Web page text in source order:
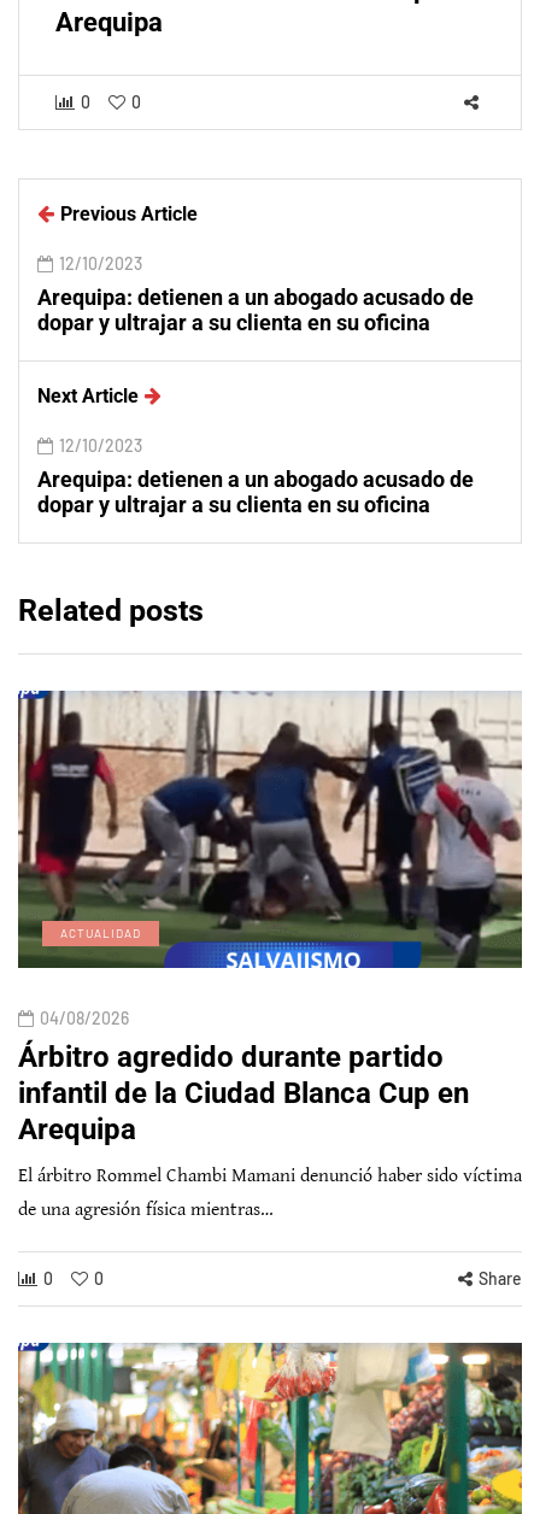
Arequipa
0 0
Previous Article
12/10/2023
Arequipa: detienen a un abogado acusado de
dopar y ultrajar a su clienta en su oficina
Next Article
12/10/2023
Arequipa: detienen a un abogado acusado de
dopar y ultrajar a su clienta en su oficina
Related posts
ACTUALIDAD
04/08/2026
Árbitro agredido durante partido
infantil de la Ciudad Blanca Cup en
Arequipa
El árbitro Rommel Chambi Mamani denunció haber sido víctima
de una agresión física mientras…
0 0 Share